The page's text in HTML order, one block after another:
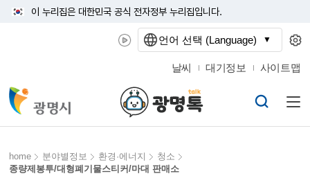
이 누리집은 대한민국 공식 전자정부 누리집입니다.
날씨 대기정보 사이트맵
home 분야별정보 환경·에너지
청소
종량제봉투/대형폐기물스티커/마대 판매소
언어 선택 (Language)